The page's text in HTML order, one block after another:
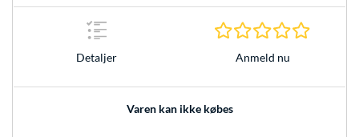
Detaljer Anmeld nu
Varen kan ikke købes